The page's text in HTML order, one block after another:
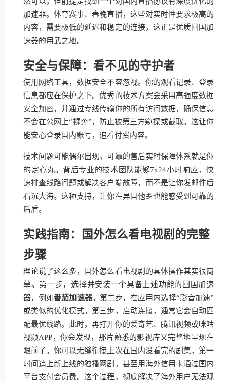
加速器。体育赛事、春晚直播，这些对实时性要求极高的
内容，需要极低的延迟和稳定的连接，这正是优质回国加
速器的用武之地。
安全与保障：看不见的守护者
使用网络工具，数据安全不容忽视。你的观看记录、登录
信息都应在保护之下。优秀的技术方案会采用高强度数据
安全加密，并通过专线传输你的所有访问数据，确保信息
不会在公网上“裸奔”，防止被第三方窥探或截取。这让你
能安心登录国内账号，追看付费内容。
技术问题可能偶尔出现，可靠的售后实时保障体系就是你
的定心丸。背后专业的技术团队能够7x24小时响应，快
速排查线路问题或解决客户端故障，而不是让你发邮件后
石沉大海。这种支持，让你在异国他乡也能感受到可靠的
后盾。
实践指南：国外怎么看电视剧的完整
步骤
理论说了这么多，国外怎么看电视剧的具体操作其实很简
单。第一步，选择并安装一个具备上述功能的回国加速
器，例如番茄加速器。第二步，在应用内选择“影音加速”
或类似的优化模式。第三步，启动连接，通常它会自动匹
配最优线路。此时，再打开你的爱奇艺、腾讯视频或咪咕
视频APP，你会发现，那片熟悉的影视库又完整地呈现在
眼前了。你可以无缝衔接上次在国内没看完的剧集，第一
时间追上新上线的独播网剧，甚至用海外信用卡通过国内
平台支付会员费。这个过程，彻底解决了海外用户无法观